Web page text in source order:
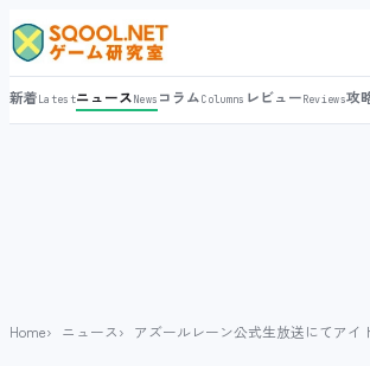
新着LatestニュースNews コラムColumns レビューReviews攻
Home ニュース アズールレーン公式生放送にてア